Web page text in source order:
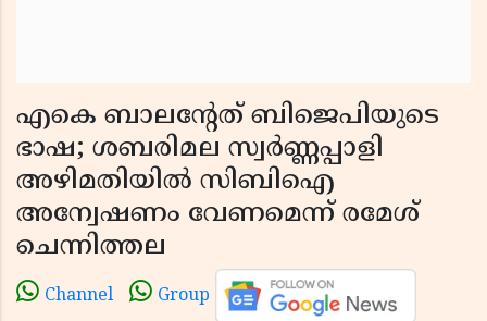
എകെ ബാലന്റേത് ബിജെപിയുടെ
ഭാഷ; ശബരിമല സ്വർണ്ണപ്പാളി
അഴിമതിയിൽ സിബിഐ
അന്വേഷണം വേണമെന്ന് രമേശ്
ചെന്നിത്തല
Channel Group